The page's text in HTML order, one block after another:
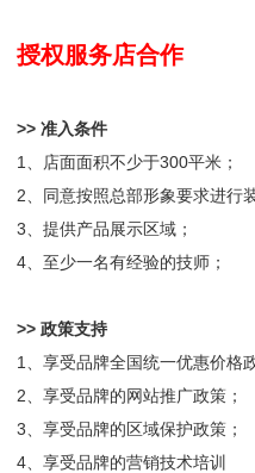
授权服务店合作
>> 准入条件
1、店面面积不少于300平米；
2、同意按照总部形象要求进行
3、提供产品展示区域；
4、至少一名有经验的技师；
>> 政策支持
1、享受品牌全国统一优惠价格
2、享受品牌的网站推广政策；
3、享受品牌的区域保护政策；
4、享受品牌的营销技术培训